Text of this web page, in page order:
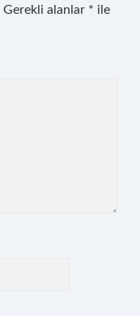
Gerekli alanlar * ile